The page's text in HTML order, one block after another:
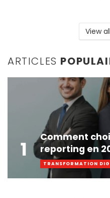
View
ARTICLES
1
Comment
reporting en
TRANSFORMATION